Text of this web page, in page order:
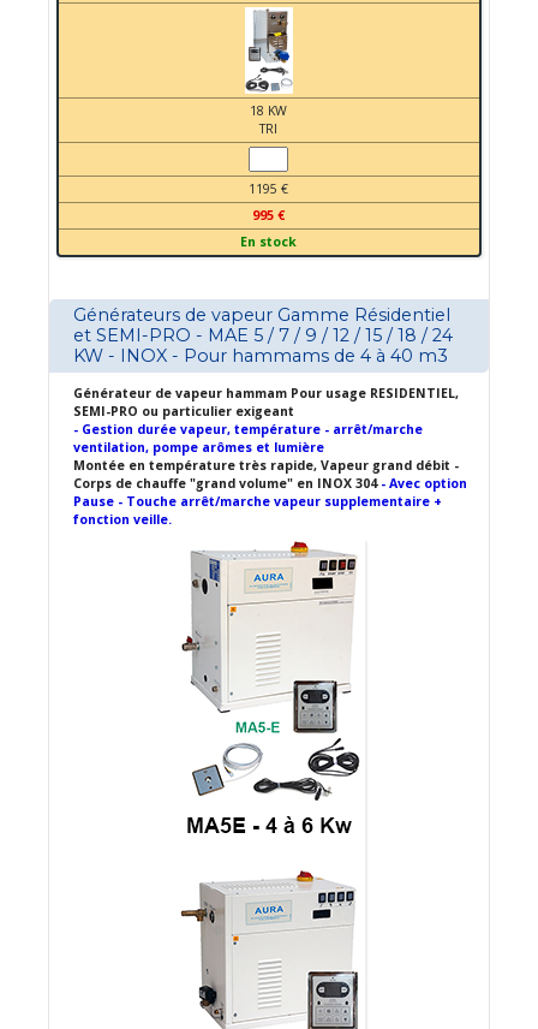
18 KW
TRI
1195 €
995 €
En stock
Générateurs de vapeur Gamme Résidentiel
et SEMI-PRO - MAE 5 / 7 / 9 / 12 / 15 / 18 / 24
KW - INOX - Pour hammams de 4 à 40 m3
Générateur de vapeur hammam Pour usage RESIDENTIEL,
SEMI-PRO ou particulier exigeant
- Gestion durée vapeur, température - arrêt/marche
ventilation, pompe arômes et lumière
Montée en température très rapide, Vapeur grand débit -
Corps de chauffe "grand volume" en INOX 304 - Avec option
Pause - Touche arrêt/marche vapeur supplementaire +
fonction veille.